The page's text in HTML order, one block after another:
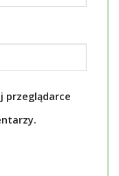
przeglądarce